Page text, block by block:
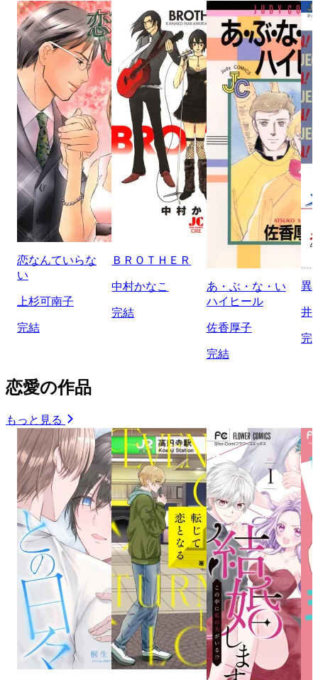
恋なんていらな
い
上杉可南子
完結
ＢＲＯＴＨＥＲ
中村かなこ
完結
あ・ぶ・な・い
ハイヒール
佐香厚子
完結
異
井
完
恋愛の作品
もっと見る